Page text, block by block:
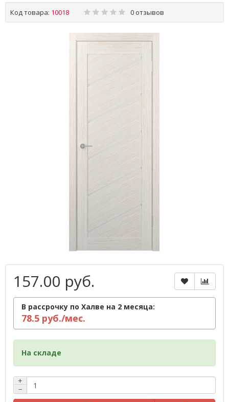
Код товара: 10018 0 отзывов
157.00 руб.
В рассрочку по Халве на 2 месяца:
78.5 руб./мес.
На складе
+
−